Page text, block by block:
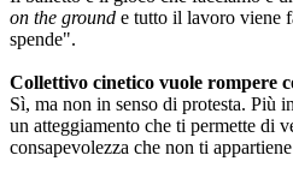
on the ground e tutto il lavoro viene
spende".
Collettivo cinetico vuole rompere
Sì, ma non in senso di protesta. Più
un atteggiamento che ti permette di
consapevolezza che non ti